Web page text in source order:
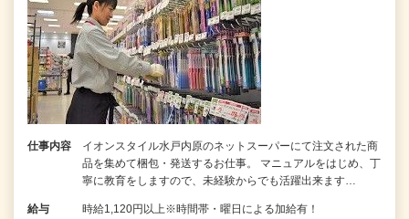
仕事内容
イオンスタイル水戸内原のネットスーパーにて注文された商
品を集めて梱包・発送するお仕事。 マニュアルをはじめ、丁
寧に教育をしますので、未経験からでも活躍出来ます…
給与 時給1,120円以上※時間帯・曜日による加給有！